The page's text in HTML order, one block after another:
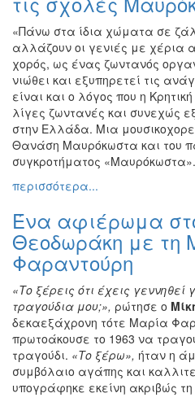
«Πάνω στα ίδια χώματα σε
αλλάζουν οι γενιές με χέρια
χορός, ως ένας ζωντανός
νιώθει και εξυπηρετεί τις
είναι και ο λόγος που η
λίγες ζωντανές και συνεχώς
στην Ελλάδα. Μια
Θανάση Μαυρόκωστα και του
συγκροτήματος «Μαυρόκωστα».
περισσότερα...
Ένα αφιέρωμα
Θεοδωράκη με τη
Φαραντούρη
«Το ξέρεις ότι έχεις
τραγούδια μου;», ρώτησε ο
δεκαεξάχρονη τότε Μαρία
πρωτοάκουσε το 1963 να
τραγούδι. «Το ξέρω», ήταν η
συμβόλαιο αγάπης και
υπογράφηκε εκείνη ακριβώς